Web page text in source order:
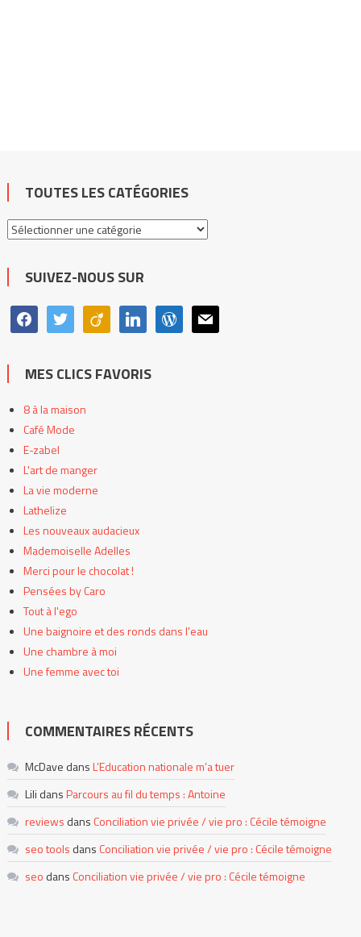
TOUTES LES CATÉGORIES
Toutes
catégories
SUIVEZ-NOUS SUR
facebooktwitter viadeo linkedin wordpress
mail
MES CLICS FAVORIS
8 à la maison
Café Mode
E-zabel
L'art de manger
La vie moderne
Lathelize
Les nouveaux audacieux
Mademoiselle Adelles
Merci pour le chocolat !
Pensées by Caro
Tout à l'ego
Une baignoire et des ronds dans l'eau
Une chambre à moi
Une femme avec toi
COMMENTAIRES RÉCENTS
McDave dansL’Education nationale m’a tuer
Lili dansParcours au fil du temps : Antoine
reviews dans Conciliation vie privée / vie pro : Cécile témoigne
seo tools dans Conciliation vie privée / vie pro : Cécile témoigne
seo dans Conciliation vie privée / vie pro : Cécile témoigne